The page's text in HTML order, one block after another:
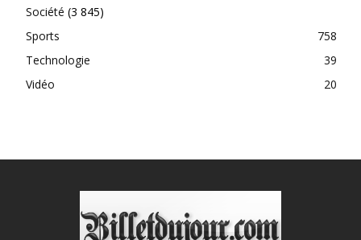
Société (3 845)
Sports
758
Technologie
39
Vidéo
20